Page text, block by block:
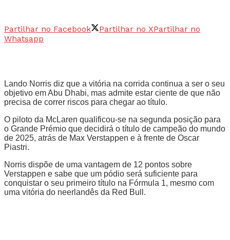
Partilhar no Facebook Partilhar no XPartilhar no
Whatsapp
Lando Norris diz que a vitória na corrida continua a ser o seu
objetivo em Abu Dhabi, mas admite estar ciente de que não
precisa de correr riscos para chegar ao título.
O piloto da McLaren qualificou-se na segunda posição para
o Grande Prémio que decidirá o título de campeão do mundo
de 2025, atrás de Max Verstappen e à frente de Oscar
Piastri.
Norris dispõe de uma vantagem de 12 pontos sobre
Verstappen e sabe que um pódio será suficiente para
conquistar o seu primeiro título na Fórmula 1, mesmo com
uma vitória do neerlandês da Red Bull.